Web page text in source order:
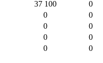
37 100
0
0
0
0
0
0
0
0 0